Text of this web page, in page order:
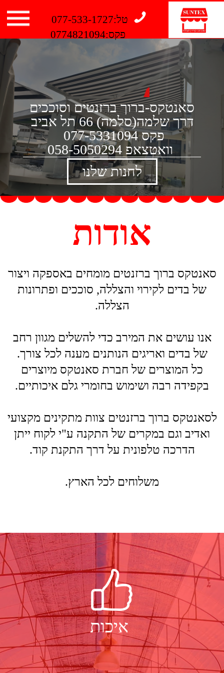
אודות
סאנטקס ברוך ברזנטים מומחים באספקה ​​ויצור
של בדים לקירוי והצללה, סוככים ופתרונות
אנו עושים את המירב כדי להשלים מגוון רחב
בקפידה רבה ושימוש בחומרי גלם איכותיים.
לסאנטקס ברוך ברזנטים צוות מתקינים מקצועי
ואדיב וגם במקרים של התקנה ע"י לקוח ייתן
משלוחים לכל הארץ.
המוצרים שלנו
לחנות שלנו
איכות
מקצועיות
סאנטקס-ברוך ברזנטים וסוככים
דרך שלמה(סלמה) 66 תל אביב​
פקס 077-5331094
וואטצאפ 058-5050294
פקס:0774821094